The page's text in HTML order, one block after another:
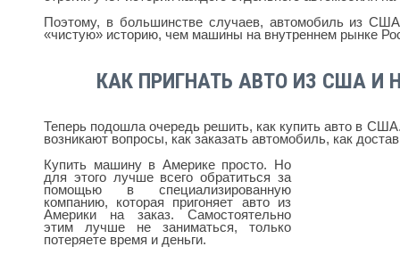
Поэтому, в большинстве случаев, автомобиль из
«чистую» историю, чем машины на внутреннем рынке
КАК ПРИГНАТЬ АВТО ИЗ США И
Теперь подошла очередь решить, как купить авто в
возникают вопросы, как заказать автомобиль, как
Купить машину в Америке просто. Но
для этого лучше всего обратиться за
помощью в специализированную
компанию, которая пригоняет авто из
Америки на заказ. Самостоятельно
этим лучше не заниматься, только
потеряете время и деньги.